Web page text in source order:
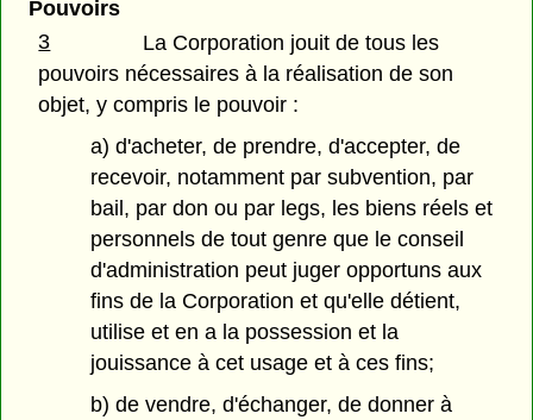
Pouvoirs
3
La Corporation jouit de tous les
pouvoirs nécessaires à la réalisation de son
objet, y compris le pouvoir :
a) d'acheter, de prendre, d'accepter, de
recevoir, notamment par subvention, par
bail, par don ou par legs, les biens réels et
personnels de tout genre que le conseil
d'administration peut juger opportuns aux
fins de la Corporation et qu'elle détient,
utilise et en a la possession et la
jouissance à cet usage et à ces fins;
b) de vendre, d'échanger, de donner à